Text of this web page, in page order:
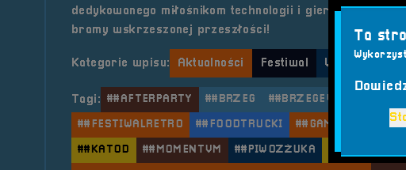
dedykowanego miłośnikom technologii i gier z lat
bramy wskrzeszonej przeszłości!
Kategorie wpisu: Aktualności Festiwal Wydarzenia
Tagi: ##AFTERPARTY ##BRZEG ##BRZEGEVENTS
##FESTIWALRETRO ##FOODTRUCKI
##KATOD ##MOMENTVM ##PIWOZŻUKA
Ta